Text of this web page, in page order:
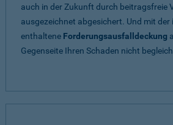
auch in der Zukunft durch beitragsfreie
ausgezeichnet abgesichert. Und mit der
enthaltene Forderungsausfalldeckung
Gegenseite Ihren Schaden nicht